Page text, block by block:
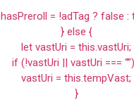
hasPreroll = !adTag ? false :
} else {
let vastUri = this.vastUri;
if (!vastUri || vastUri ===
vastUri = this.tempVast;
}